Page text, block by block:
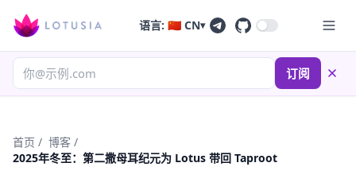
语言: 🇨🇳 CN▾
订阅
首页 / 博客 /
2025年冬至：第二撒母耳纪元为 Lotus 带回 Taproot